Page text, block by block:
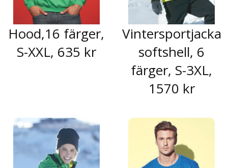
Hood,16 färger,
S-XXL, 635 kr
Vintersportjacka
softshell, 6
färger, S-3XL,
1570 kr